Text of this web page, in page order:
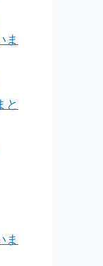
ま
と
ま